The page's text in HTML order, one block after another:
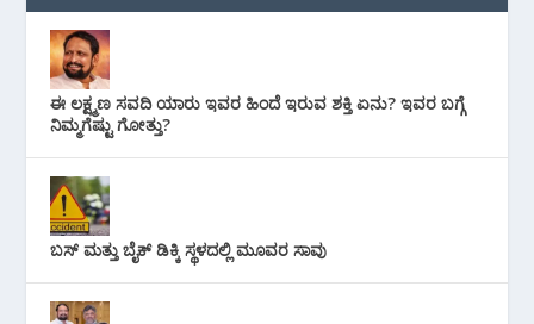
ಈ ಲಕ್ಷ್ಮಣ ಸವದಿ ಯಾರು ಇವರ ಹಿಂದೆ ಇರುವ ಶಕ್ತಿ ಏನು? ಇವರ ಬಗ್ಗೆ
ನಿಮ್ಮಗೆಷ್ಟು ಗೋತ್ತು?
ಬಸ್ ಮತ್ತು ಬೈಕ್ ಡಿಕ್ಕಿ ಸ್ಥಳದಲ್ಲಿ ಮೂವರ ಸಾವು